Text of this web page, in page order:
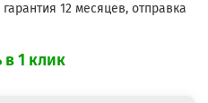
12 месяцев, отправка
в 1 клик